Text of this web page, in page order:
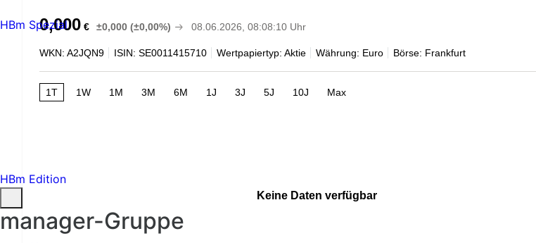
0,000 € ±0,000 (±0,00%) 08.06.2026, 08:08:10 Uhr
WKN: A2JQN9 ISIN: SE0011415710 Wertpapiertyp: Aktie Währung: Euro Börse: Frankfurt
1T 1W 1M 3M 6M 1J 3J 5J 10J Max
Keine Daten verfügbar
HBm Spezial
HBm Edition
manager-Gruppe